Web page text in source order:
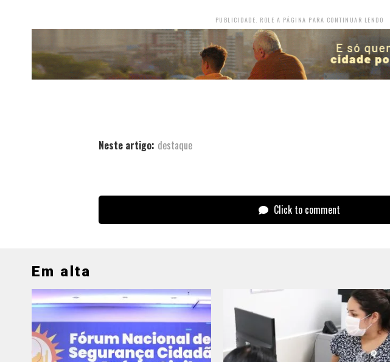
PUBLICIDADE. ROLE A PÁGINA PARA CONTINUAR LENDO
Neste artigo: destaque
Click to comment
Em alta